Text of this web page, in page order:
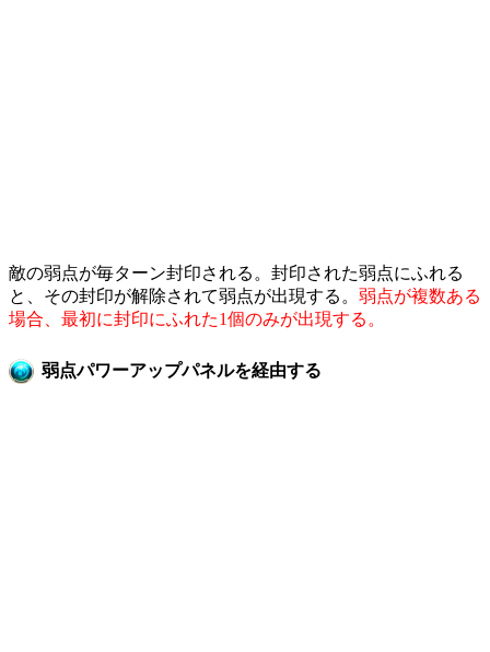
敵の弱点が毎ターン封印される。封印された弱点にふれる
と、その封印が解除されて弱点が出現する。 弱点が複数ある
場合、最初に封印にふれた1個のみが出現する。
弱点パワーアップパネルを経由する